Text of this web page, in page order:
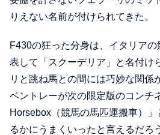
りえない名前が付けられてきた。
F430の狂った分身は、イタリア
表して「スクーデリア」と名付け
リと跳ね馬との間には巧妙な関係
ベントレーが次の限定版のコンチ
Horsebox（競馬の馬匹運搬車）
るかにうまくいったと言えるだろ